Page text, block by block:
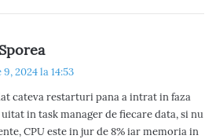
n
e
2024 la 14:53
cateva restarturi pana a intrat in faza
in task manager de fiecare data, si nu
CPU este in jur de 8% iar memoria in